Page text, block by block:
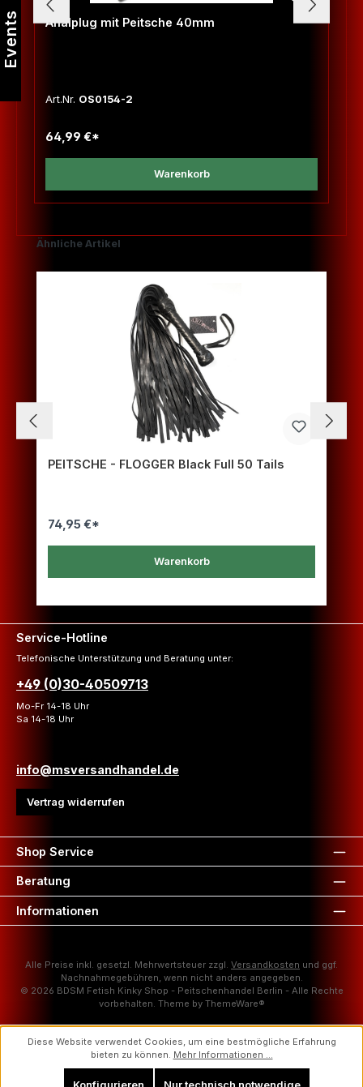
Analplug mit Peitsche 40mm
Art.Nr. OS0154-2
64,99 €*
Warenkorb
Produktgalerie überspringen
Ähnliche Artikel
PEITSCHE - FLOGGER Black Full 50 Tails
74,95 €*
Warenkorb
Service-Hotline
Telefonische Unterstützung und Beratung unter:
+49 (0)30-40509713
Mo-Fr 14-18 Uhr
Sa 14-18 Uhr
info@msversandhandel.de
Vertrag widerrufen
Shop Service
Beratung
Informationen
Alle Preise inkl. gesetzl. Mehrwertsteuer zzgl. Versandkosten und ggf.
Nachnahmegebühren, wenn nicht anders angegeben.
© 2026 BDSM Fetish Kinky Shop - Peitschenhandel Berlin - Alle Rechte
vorbehalten. Theme by ThemeWare®
Diese Website verwendet Cookies, um eine bestmögliche Erfahrung
bieten zu können. Mehr Informationen ...
Events